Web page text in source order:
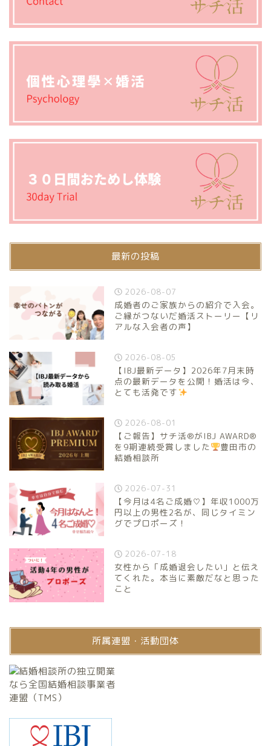
最新の投稿
2026-08-07
成婚者のご家族からの紹介で入会。
ご縁がつないだ婚活ストーリー【リ
アルな入会者の声】
2026-08-05
【IBJ最新データ】2026年7月末時
点の最新データを公開！婚活は今、
とても活発です
2026-08-01
【ご報告】サチ活®がIBJ AWARD®
を9期連続受賞しました
豊田市の
結婚相談所
2026-07-31
【今月は4名ご成婚♡】年収1000万
円以上の男性2名が、同じタイミン
グでプロポーズ！
2026-07-18
女性から「成婚退会したい」と伝え
てくれた。本当に素敵だなと思った
こと
所属連盟・活動団体